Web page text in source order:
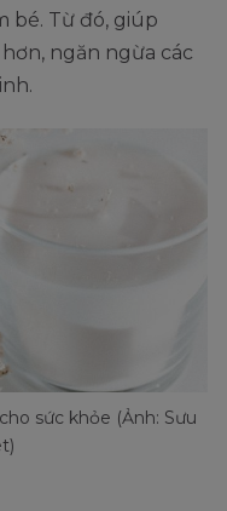
bé. Từ đó, giúp
ngăn ngừa các
sức khỏe (Ảnh: Sưu